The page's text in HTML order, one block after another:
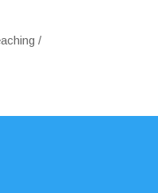
/